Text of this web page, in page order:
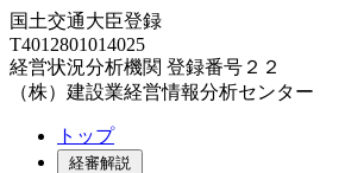
国土交通大臣登録
T4012801014025
経営状況分析機関 登録番号２２
（株）建設業経営情報分析センター
トップ
経審解説